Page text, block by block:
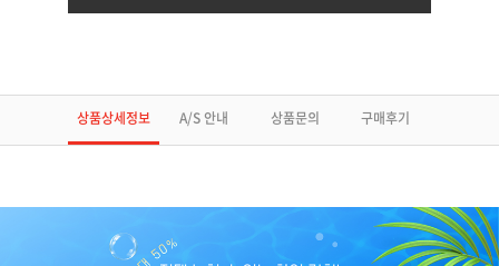
상품상세정보 A/S 안내 상품문의 구매후기